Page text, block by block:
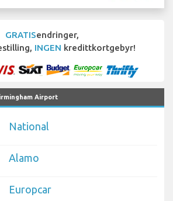
GRATISendringer,
INGEN kredittkortgebyr!
Airport
National
Alamo
Europcar